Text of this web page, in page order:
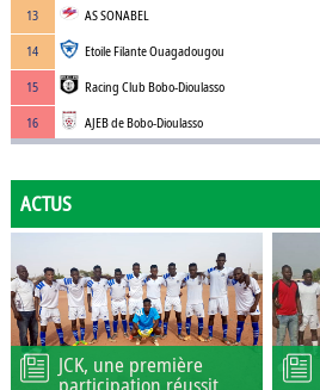
13
AS SONABEL
14
Etoile Filante Ouagadougou
15
Racing Club Bobo-Dioulasso
16
AJEB de Bobo-Dioulasso
ACTUS
JCK, une première